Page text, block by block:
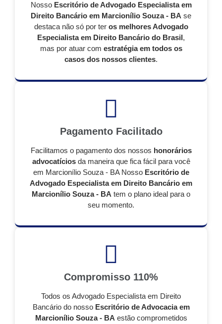
Nosso Escritório de Advogado Especialista em
Direito Bancário em Marcionílio Souza - BA se
destaca não só por ter os melhores Advogado
Especialista em Direito Bancário do Brasil,
mas por atuar com estratégia em todos os
casos dos nossos clientes.
Pagamento Facilitado
Facilitamos o pagamento dos nossos honorários
advocatíciosda maneira que fica fácil para você
em Marcionílio Souza - BA Nosso Escritório de
Advogado Especialista em Direito Bancário em
Marcionílio Souza - BA tem o plano ideal para o
seu momento.
Compromisso 110%
Todos os Advogado Especialista em Direito
Bancário do nosso Escritório de Advocacia em
Marcionílio Souza - BA estão comprometidos